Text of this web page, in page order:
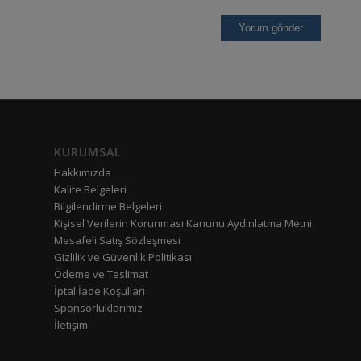
KURUMSAL
Hakkımızda
Kalite Belgeleri
Bilgilendirme Belgeleri
Kişisel Verilerin Korunması Kanunu Aydınlatma Metni
Mesafeli Satış Sözleşmesi
Gizlilik ve Güvenlik Politikası
Ödeme ve Teslimat
İptal İade Koşulları
Sponsorluklarımız
İletişim